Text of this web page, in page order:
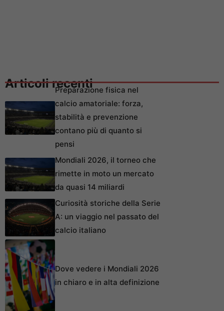
Articoli recentiPreparazione fisica nel
calcio amatoriale: forza,
stabilità e prevenzione
contano più di quanto si
pensi
Mondiali 2026, il torneo che
rimette in moto un mercato
da quasi 14 miliardi
Curiosità storiche della Serie
A: un viaggio nel passato del
calcio italiano
Dove vedere i Mondiali 2026
in chiaro e in alta definizione